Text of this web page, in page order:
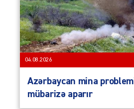
04.08.2026
Azərbaycan mina
mübarizə aparır